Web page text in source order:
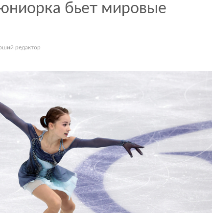
бьет мировые
редактор